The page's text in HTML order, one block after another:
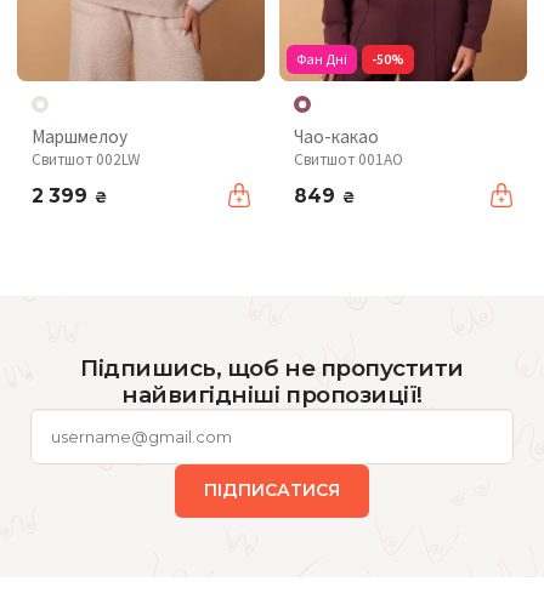
Маршмелоу
Свитшот 002LW
2 399 ₴
Фан Дні -50%
Чао-какао
Свитшот 001AO
849 ₴
Підпишись, щоб не пропустити
найвигідніші пропозиції!
ПІДПИСАТИСЯ